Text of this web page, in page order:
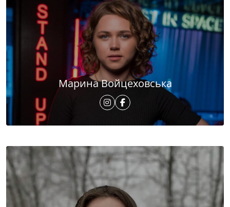
Марина Войцеховська